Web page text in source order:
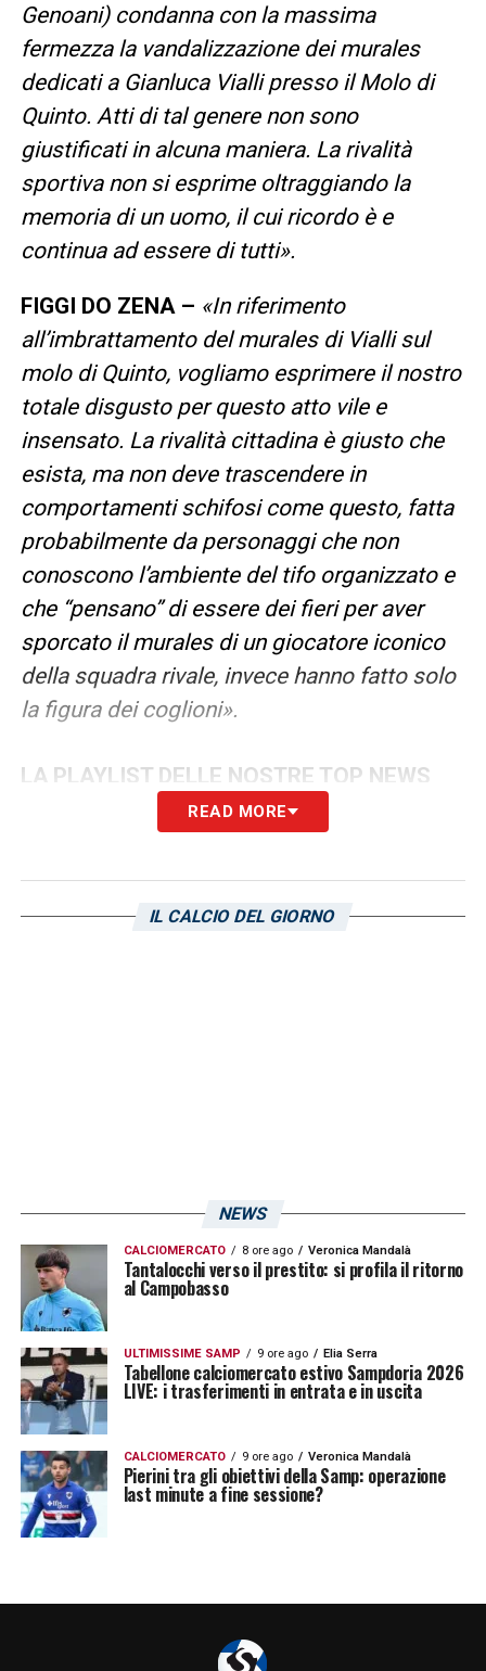
Genoani) condanna con la massima
fermezza la vandalizzazione dei murales
dedicati a Gianluca Vialli presso il Molo di
Quinto. Atti di tal genere non sono
giustificati in alcuna maniera. La rivalità
sportiva non si esprime oltraggiando la
memoria di un uomo, il cui ricordo è e
continua ad essere di tutti».
FIGGI DO ZENA – «In riferimento
all’imbrattamento del murales di Vialli sul
molo di Quinto, vogliamo esprimere il nostro
totale disgusto per questo atto vile e
insensato. La rivalità cittadina è giusto che
esista, ma non deve trascendere in
comportamenti schifosi come questo, fatta
probabilmente da personaggi che non
conoscono l’ambiente del tifo organizzato e
che “pensano” di essere dei fieri per aver
sporcato il murales di un giocatore iconico
della squadra rivale, invece hanno fatto solo
la figura dei coglioni».
LA PLAYLIST DELLE NOSTRE TOP NEWS
READ MORE
IL CALCIO DEL GIORNO
NEWS
CALCIOMERCATO 8 ore ago Veronica Mandalà
Tantalocchi verso il prestito: si profila il ritorno
al Campobasso
ULTIMISSIME SAMP 9 ore ago Elia Serra
Tabellone calciomercato estivo Sampdoria 2026
LIVE: i trasferimenti in entrata e in uscita
CALCIOMERCATO 9 ore ago Veronica Mandalà
Pierini tra gli obiettivi della Samp: operazione
last minute a fine sessione?